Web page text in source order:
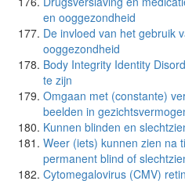
en ooggezondheid
De invloed van het gebruik
ooggezondheid
Body Integrity Identity
te zijn
Omgaan met (constante)
beelden in
Kunnen blinden en
Weer (iets) kunnen zien na
permanent blind of
Cytomegalovirus (CMV)